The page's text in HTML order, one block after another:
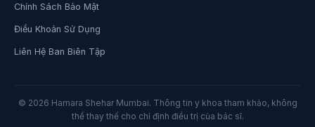
Chính Sách Bảo Mật
Điều Khoản Sử Dụng
Liên Hệ Ban Biên Tập
© 2026 Hamara Shehar Mumbai. Thông tin y khoa tham khảo, không
thể thay thế cho chỉ định điều trị của bác sĩ.